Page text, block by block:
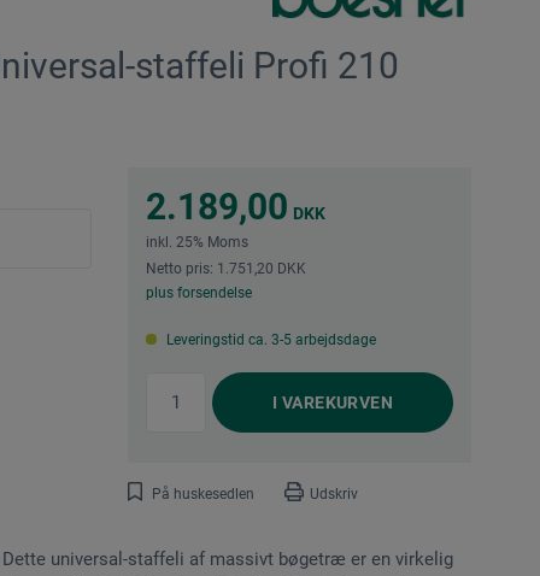
staffeli Profi 210
2.189,00 DKK
inkl. 25% Moms
Netto pris: 1.751,20 DKK
plus forsendelse
Leveringstid ca. 3-5 arbejdsdage
I VAREKURVEN
På huskesedlen Udskriv
universal-staffeli af massivt bøgetræ er en virkelig